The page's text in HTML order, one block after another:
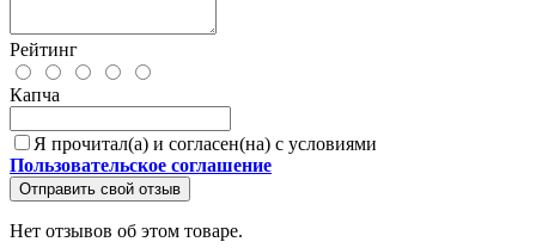
Рейтинг
Капча
Я прочитал(а) и согласен(на) с условиями
Пользовательское соглашение
Отправить свой отзыв
Нет отзывов об этом товаре.